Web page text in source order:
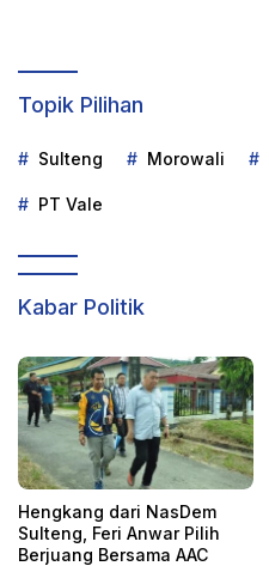
Topik Pilihan
Sulteng Morowali
PT Vale
Kabar Politik
Hengkang dari NasDem
Sulteng, Feri Anwar Pilih
Berjuang Bersama AAC